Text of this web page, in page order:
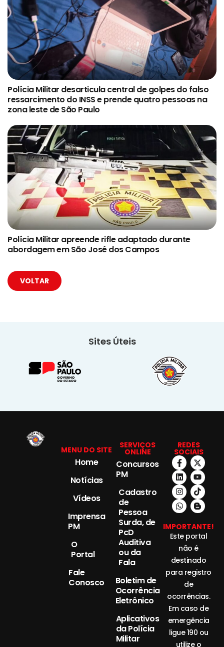
Polícia Militar desarticula central de golpes do falso
ressarcimento do INSS e prende quatro pessoas na
zona leste de São Paulo
Polícia Militar apreende rifle adaptado durante
abordagem em São José dos Campos
VOLTAR
Sites Úteis
MENU DO SITE
Home
Notícias
Vídeos
Imprensa
PM
O
Portal
Fale
Conosco
SERVIÇOS
ONLINE
Concursos
PM
Cadastro
de
Pessoa
Surda, de
PcD
Auditiva
ou da
Fala
Boletim de
Ocorrência
Eletrônico
Aplicativos
da Polícia
Militar
REDES
SOCIAIS
IMPORTANTE!
Este portal
não é
destinado
para registro
de
ocorrências.
Em caso de
emergência
ligue 190 ou
utilize o